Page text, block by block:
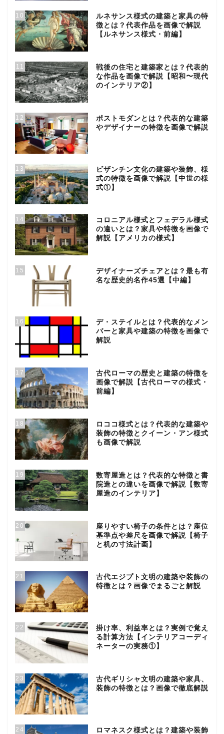
10
ルネサンス様式の建築と家具の特
徴とは？代表作品を画像で解説
【ルネサンス様式・前編】
11
戦後の住宅と建築家とは？代表的
な作品を画像で解説【昭和〜現代
のインテリア②】
12
ポストモダンとは？代表的な建築
やデザイナーの特徴を画像で解説
13
ビザンチン文化の建築や装飾、様
式の特徴を画像で解説【中世の様
式①】
14
コロニアル様式とフェデラル様式
の違いとは？家具や特徴を画像で
解説【アメリカの様式】
15
デザイナーズチェアとは？最も有
名な歴史的名作45選【中編】
16
デ・ステイルとは？代表的なメン
バーと家具や建築の特徴を画像で
解説
17
古代ローマの歴史と建築の特徴を
画像で解説【古代ローマの様式・
前編】
18
ロココ様式とは？代表的な建築や
装飾の特徴とクイーン・アン様式
も画像で解説
19
数寄屋造とは？代表的な特徴と書
院造との違いを画像で解説【数寄
屋造のインテリア】
20
座りやすい椅子の条件とは？座位
基準点や差尺を画像で解説【椅子
と机の寸法計画】
21
古代エジプト文明の建築や装飾の
特徴とは？画像でまるごと解説
22
掛け率、利益率とは？実例で覚え
る計算方法【インテリアコーディ
ネーターの実務①】
23
古代ギリシャ文明の建築や家具、
装飾の特徴とは？画像で徹底解説
24
ロマネスク様式とは？建築や装飾